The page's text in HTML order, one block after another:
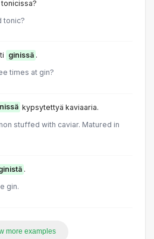
tonicissa?
tonic?
ginissä .
times at gin?
kypsytettyä kaviaaria.
stuffed with caviar. Matured in
.
gin.
more examples